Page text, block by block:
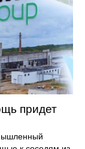
придет